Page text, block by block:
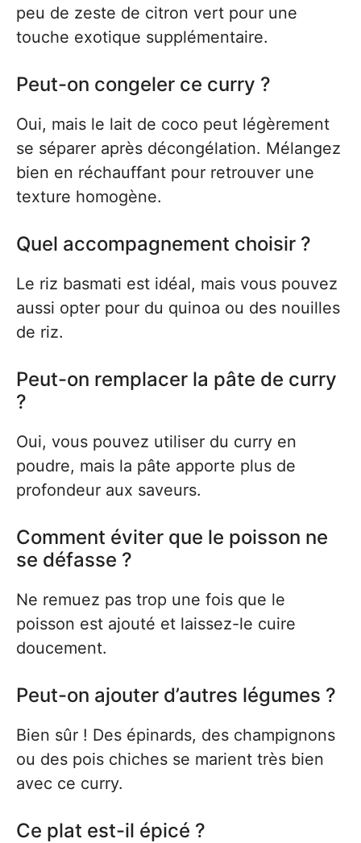
peu de zeste de citron vert pour une
touche exotique supplémentaire.
Peut-on congeler ce curry ?
Oui, mais le lait de coco peut légèrement
se séparer après décongélation. Mélangez
bien en réchauffant pour retrouver une
texture homogène.
Quel accompagnement choisir ?
Le riz basmati est idéal, mais vous pouvez
aussi opter pour du quinoa ou des nouilles
de riz.
Peut-on remplacer la pâte de curry
?
Oui, vous pouvez utiliser du curry en
poudre, mais la pâte apporte plus de
profondeur aux saveurs.
Comment éviter que le poisson ne
se défasse ?
Ne remuez pas trop une fois que le
poisson est ajouté et laissez-le cuire
doucement.
Peut-on ajouter d’autres légumes ?
Bien sûr ! Des épinards, des champignons
ou des pois chiches se marient très bien
avec ce curry.
Ce plat est-il épicé ?